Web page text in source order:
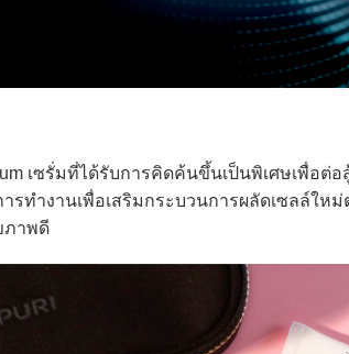
เซรั่มที่ได้รับการคิดค้นขึ้นเป็นพิเศษเพื่อ
รทำงานเพื่อเสริมกระบวนการผลัดเซลล์ใ
ภาพดี